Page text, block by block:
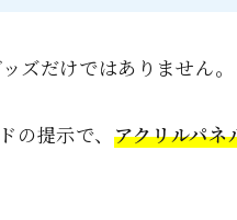
ズだけではありません。
の提示で、アクリルパネ